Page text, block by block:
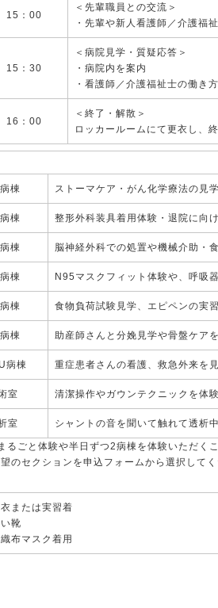
15：00
＜先輩職員との交流＞
・先輩や新人看護師／介護福
15：30
＜病院見学・質疑応答＞
・病院内を案内
・看護師／介護福祉士の働き
16：00
＜終了・解散＞
ロッカールームにて更衣し、
棟 ストーマケア・がん化学療法の見
棟 整形外科装具着用体験・退院に向
棟 脳神経外科での処置や機械介助・
棟 N95マスクフィット体験や、呼吸
棟 食物負荷試験見学、エピペンの実
棟 助産師さんと分娩見学や骨盤ケア
病棟 重症患者さんの看護、救急外来を
室 清潔操作やガウンテクニックを体
室 シャントの音を聞いて触れて透析
るごと体験や半日ずつ2病棟を体験いただく
のセクションを申込フォームから選択して
衣または実習着
い靴
織布マスク着用